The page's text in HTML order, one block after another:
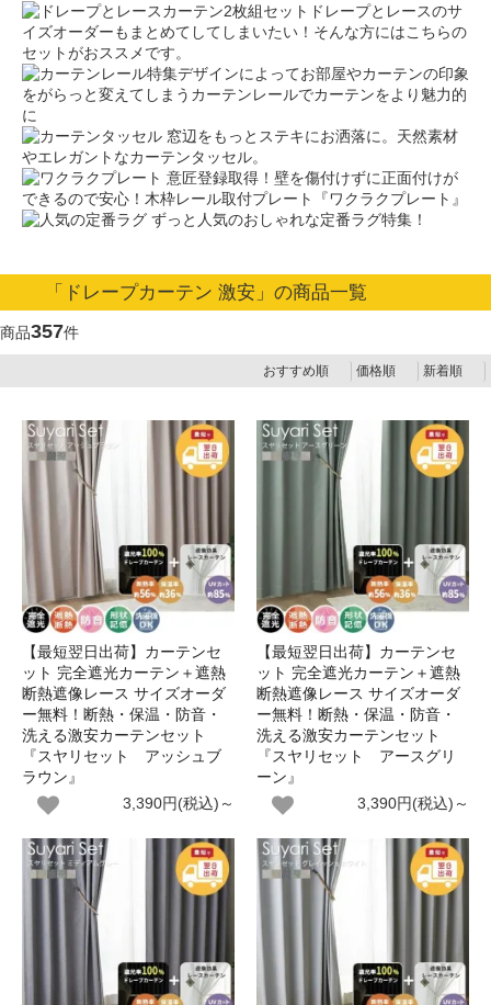
ドレープとレースのサ
イズオーダーもまとめてしてしまいたい！そんな方にはこちらの
セットがおススメです。
デザインによってお部屋やカーテンの印象
をがらっと変えてしまうカーテンレールでカーテンをより魅力的
に
窓辺をもっとステキにお洒落に。天然素材
やエレガントなカーテンタッセル。
意匠登録取得！壁を傷付けずに正面付けが
できるので安心！木枠レール取付プレート『ワクラクプレート』
ずっと人気のおしゃれな定番ラグ特集！
「ドレープカーテン 激安」の商品一覧
商品357件
おすすめ順 価格順 新着順
【最短翌日出荷】カーテンセ
ット 完全遮光カーテン＋遮熱
断熱遮像レース サイズオーダ
ー無料！断熱・保温・防音・
洗える激安カーテンセット
『スヤリセット アッシュブ
ラウン』
3,390円(税込)～
【最短翌日出荷】カーテンセ
ット 完全遮光カーテン＋遮熱
断熱遮像レース サイズオーダ
ー無料！断熱・保温・防音・
洗える激安カーテンセット
『スヤリセット アースグリ
ーン』
3,390円(税込)～